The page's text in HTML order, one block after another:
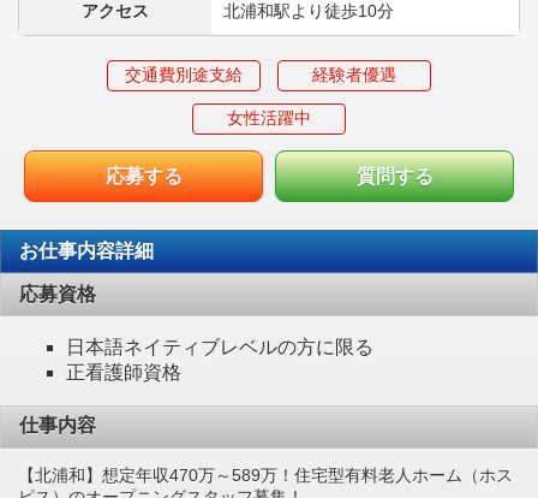
アクセス 北浦和駅より徒歩10分
交通費別途支給 経験者優遇
女性活躍中
応募する 質問する
お仕事内容詳細
応募資格
日本語ネイティブレベルの方に限る
正看護師資格
仕事内容
【北浦和】想定年収470万～589万！住宅型有料老人ホーム（ホス